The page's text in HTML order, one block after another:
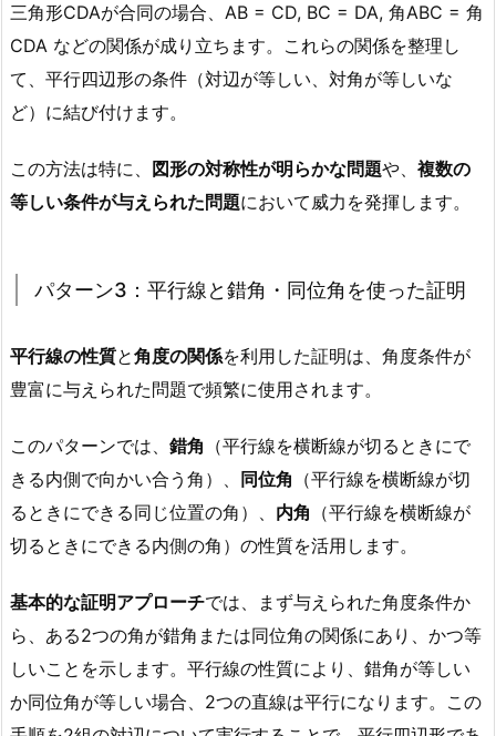
三角形CDAが合同の場合、AB = CD, BC = DA, 角ABC = 角
CDA などの関係が成り立ちます。これらの関係を整理し
て、平行四辺形の条件（対辺が等しい、対角が等しいな
ど）に結び付けます。
この方法は特に、 図形の対称性が明らかな問題や、 複数の
等しい条件が与えられた問題において威力を発揮します。
パターン3：平行線と錯角・同位角を使った証明
平行線の性質と角度の関係を利用した証明は、角度条件が
豊富に与えられた問題で頻繁に使用されます。
このパターンでは、 錯角 （平行線を横断線が切るときにで
きる内側で向かい合う角）、 同位角 （平行線を横断線が切
るときにできる同じ位置の角）、 内角 （平行線を横断線が
切るときにできる内側の角）の性質を活用します。
基本的な証明アプローチでは、まず与えられた角度条件か
ら、ある2つの角が錯角または同位角の関係にあり、かつ等
しいことを示します。平行線の性質により、錯角が等しい
か同位角が等しい場合、2つの直線は平行になります。この